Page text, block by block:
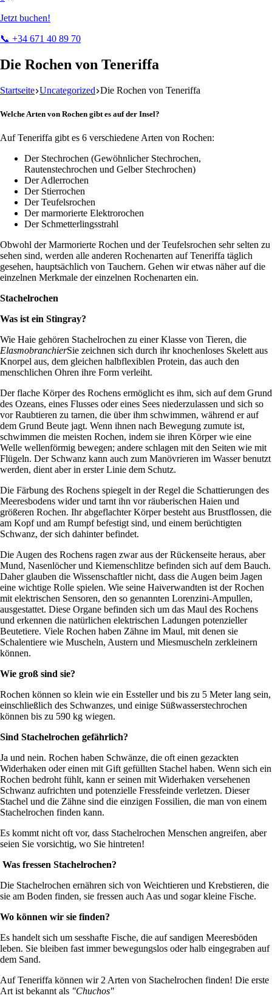
Jetzt buchen!
📞 +34 671 40 89 70
Die Rochen von Teneriffa
Startseite Uncategorized Die Rochen von Teneriffa
Welche Arten von Rochen gibt es auf der Insel?
Auf Teneriffa gibt es 6 verschiedene Arten von Rochen:
Der Stechrochen (Gewöhnlicher Stechrochen,
Rautenstechrochen und Gelber Stechrochen)
Der Adlerrochen
Der Stierrochen
Der Teufelsrochen
Der marmorierte Elektrorochen
Der Schmetterlingsstrahl
Obwohl der Marmorierte Rochen und der Teufelsrochen sehr selten zu
sehen sind, werden alle anderen Rochenarten auf Teneriffa täglich
gesehen, hauptsächlich von Tauchern. Gehen wir etwas näher auf die
einzelnen Merkmale der einzelnen Rochenarten ein.
Stachelrochen
Was ist ein Stingray?
Wie Haie gehören Stachelrochen zu einer Klasse von Tieren, die
ElasmobranchierSie zeichnen sich durch ihr knochenloses Skelett aus
Knorpel aus, dem gleichen halbflexiblen Protein, das auch den
menschlichen Ohren ihre Form verleiht.
Der flache Körper des Rochens ermöglicht es ihm, sich auf dem Grund
des Ozeans, eines Flusses oder eines Sees niederzulassen und sich so
vor Raubtieren zu tarnen, die über ihm schwimmen, während er auf
dem Grund Beute jagt. Wenn ihnen nach Bewegung zumute ist,
schwimmen die meisten Rochen, indem sie ihren Körper wie eine
Welle wellenförmig bewegen; andere schlagen mit den Seiten wie mit
Flügeln. Der Schwanz kann auch zum Manövrieren im Wasser benutzt
werden, dient aber in erster Linie dem Schutz.
Die Färbung des Rochens spiegelt in der Regel die Schattierungen des
Meeresbodens wider und tarnt ihn vor räuberischen Haien und
größeren Rochen. Ihr abgeflachter Körper besteht aus Brustflossen, die
am Kopf und am Rumpf befestigt sind, und einem berüchtigten
Schwanz, der sich dahinter befindet.
Die Augen des Rochens ragen zwar aus der Rückenseite heraus, aber
Mund, Nasenlöcher und Kiemenschlitze befinden sich auf dem Bauch.
Daher glauben die Wissenschaftler nicht, dass die Augen beim Jagen
eine wichtige Rolle spielen. Wie seine Haiverwandten ist der Rochen
mit elektrischen Sensoren, den so genannten Lorenzini-Ampullen,
ausgestattet. Diese Organe befinden sich um das Maul des Rochens
und erkennen die natürlichen elektrischen Ladungen potenzieller
Beutetiere. Viele Rochen haben Zähne im Maul, mit denen sie
Schalentiere wie Muscheln, Austern und Miesmuscheln zerkleinern
können.
Wie groß sind sie?
Rochen können so klein wie ein Essteller und bis zu 5 Meter lang sein,
einschließlich des Schwanzes, und einige Süßwasserstechrochen
können bis zu 590 kg wiegen.
Sind Stachelrochen gefährlich?
Ja und nein. Rochen haben Schwänze, die oft einen gezackten
Widerhaken oder einen mit Gift gefüllten Stachel haben. Wenn sich ein
Rochen bedroht fühlt, kann er seinen mit Widerhaken versehenen
Schwanz aufrichten und potenzielle Fressfeinde verletzen. Dieser
Stachel und die Zähne sind die einzigen Fossilien, die man von einem
Stachelrochen finden kann.
Es kommt nicht oft vor, dass Stachelrochen Menschen angreifen, aber
seien Sie vorsichtig, wo Sie hintreten!
Was fressen Stachelrochen?
Die Stachelrochen ernähren sich von Weichtieren und Krebstieren, die
sie am Boden finden, sie fressen auch Aas und sogar kleine Fische.
Wo können wir sie finden?
Es handelt sich um sesshafte Fische, die auf sandigen Meeresböden
leben. Sie bleiben fast immer bewegungslos oder halb eingegraben auf
dem Sand.
Auf Teneriffa können wir 2 Arten von Stachelrochen finden! Die erste
Art ist bekannt als "Chuchos"